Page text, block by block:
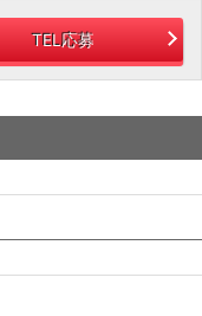
TEL応募